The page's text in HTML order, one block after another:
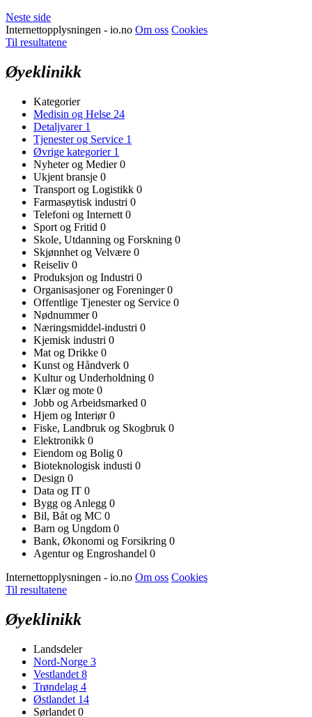
Neste side
Internettopplysningen - io.no Om oss Cookies
Til resultatene
Øyeklinikk
Kategorier
Medisin og Helse 24
Detaljvarer 1
Tjenester og Service 1
Øvrige kategorier 1
Nyheter og Medier0
Ukjent bransje 0
Transport og Logistikk 0
Farmasøytisk industri 0
Telefoni og Internett 0
Sport og Fritid 0
Skole, Utdanning og Forskning 0
Skjønnhet og Velvære 0
Reiseliv 0
Produksjon og Industri 0
Organisasjoner og Foreninger0
Offentlige Tjenester og Service 0
Nødnummer0
Næringsmiddel-industri 0
Kjemisk industri 0
Mat og Drikke 0
Kunst og Håndverk 0
Kultur og Underholdning 0
Klær og mote 0
Jobb og Arbeidsmarked 0
Hjem og Interiør0
Fiske, Landbruk og Skogbruk 0
Elektronikk 0
Eiendom og Bolig 0
Bioteknologisk industi 0
Design 0
Data og IT 0
Bygg og Anlegg 0
Bil, Båt og MC 0
Barn og Ungdom 0
Bank, Økonomi og Forsikring 0
Agentur og Engroshandel 0
Internettopplysningen - io.no Om oss Cookies
Til resultatene
Øyeklinikk
Landsdeler
Nord-Norge 3
Vestlandet 8
Trøndelag 4
Østlandet 14
Sørlandet 0